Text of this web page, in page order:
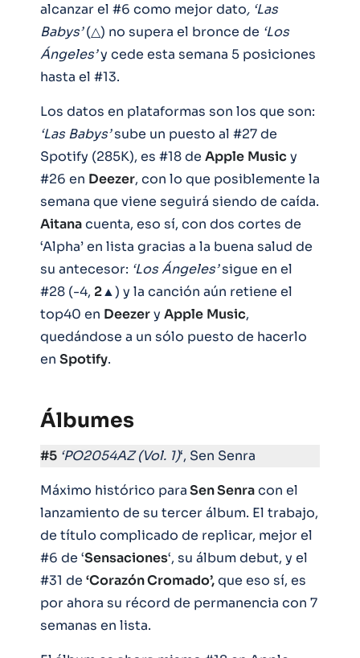
alcanzar el #6 como mejor dato, ‘Las
Babys’(△) no supera el bronce de ‘Los
Ángeles’y cede esta semana 5 posiciones
hasta el #13.
Los datos en plataformas son los que son:
‘Las Babys’sube un puesto al #27 de
Spotify (285K), es #18 de Apple Music y
#26 en Deezer, con lo que posiblemente la
semana que viene seguirá siendo de caída.
Aitanacuenta, eso sí, con dos cortes de
‘Alpha’ en lista gracias a la buena salud de
su antecesor: ‘Los Ángeles’sigue en el
#28 (-4, 2▲) y la canción aún retiene el
top40 en Deezery Apple Music,
quedándose a un sólo puesto de hacerlo
en Spotify.
Álbumes
#5 ‘PO2054AZ (Vol. 1)‘, Sen Senra
Máximo histórico paraSen Senracon el
lanzamiento de su tercer álbum. El trabajo,
de título complicado de replicar, mejor el
#6 de ‘Sensaciones‘, su álbum debut, y el
#31 de ‘Corazón Cromado’,que eso sí, es
por ahora su récord de permanencia con 7
semanas en lista.